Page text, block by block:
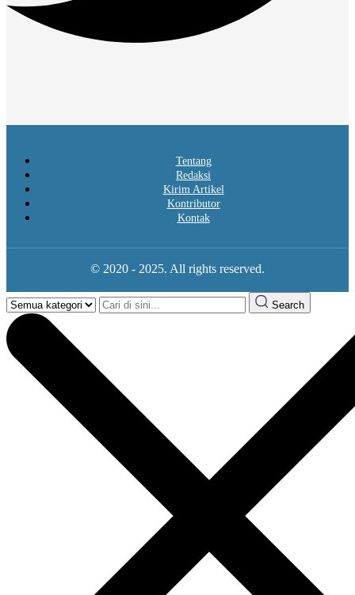
Tentang
Redaksi
Kirim Artikel
Kontributor
Kontak
© 2020 - 2025. All rights reserved.
Search